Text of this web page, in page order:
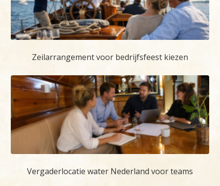
Zeilarrangement voor bedrijfsfeest kiezen
Vergaderlocatie water Nederland voor teams